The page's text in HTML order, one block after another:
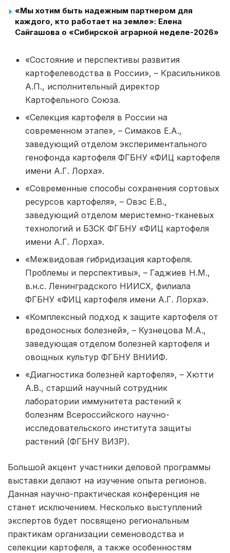
«Мы хотим быть надежным партнером для
каждого, кто работает на земле»: Елена
Сайгашова о «Сибирской аграрной неделе-2026»
«Состояние и перспективы развития
картофелеводства в России», – Красильников
А.П., исполнительный директор
Картофельного Союза.
«Селекция картофеля в России на
современном этапе», – Симаков Е.А.,
заведующий отделом экспериментального
генофонда картофеля ФГБНУ «ФИЦ картофеля
имени А.Г. Лорха».
«Современные способы сохранения сортовых
ресурсов картофеля», – Овэс Е.В.,
заведующий отделом меристемно-тканевых
технологий и БЗСК ФГБНУ «ФИЦ картофеля
имени А.Г. Лорха».
«Межвидовая гибридизация картофеля.
Проблемы и перспективы», – Гаджиев Н.М.,
в.н.с. Ленинградского НИИСХ, филиала
ФГБНУ «ФИЦ картофеля имени А.Г. Лорха».
«Комплексный подход к защите картофеля от
вредоносных болезней», – Кузнецова М.А.,
заведующая отделом болезней картофеля и
овощных культур ФГБНУ ВНИИФ.
«Диагностика болезней картофеля», – Хютти
А.В., старший научный сотрудник
лаборатории иммунитета растений к
болезням Всероссийского научно-
исследовательского института защиты
растений (ФГБНУ ВИЗР).
Большой акцент участники деловой программы
выставки делают на изучение опыта регионов.
Данная научно-практическая конференция не
станет исключением. Несколько выступлений
экспертов будет посвящено региональным
практикам организации семеноводства и
селекции картофеля, а также особенностям